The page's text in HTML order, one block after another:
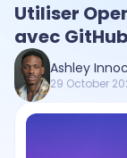
Utiliser
avec
Ashley
29 October